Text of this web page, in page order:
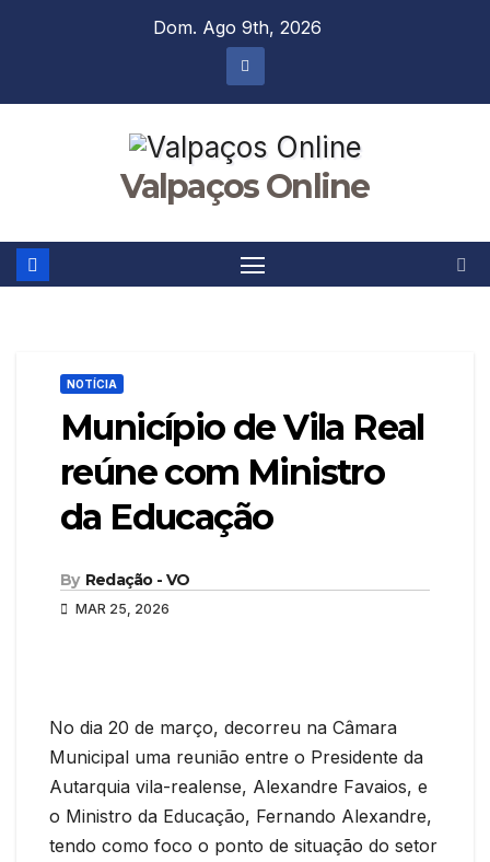
Dom. Ago 9th, 2026
Valpaços Online
NOTÍCIA
Município de Vila Real
reúne com Ministro
da Educação
By Redação - VO
MAR 25, 2026
No dia 20 de março, decorreu na Câmara
Municipal uma reunião entre o Presidente da
Autarquia vila-realense, Alexandre Favaios, e
o Ministro da Educação, Fernando Alexandre,
tendo como foco o ponto de situação do setor